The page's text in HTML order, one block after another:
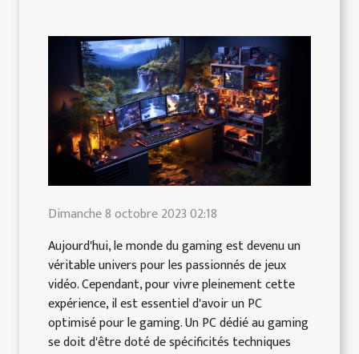
Dimanche 8 octobre 2023 02:18
Aujourd'hui, le monde du gaming est devenu un
véritable univers pour les passionnés de jeux
vidéo. Cependant, pour vivre pleinement cette
expérience, il est essentiel d'avoir un PC
optimisé pour le gaming. Un PC dédié au gaming
se doit d'être doté de spécificités techniques